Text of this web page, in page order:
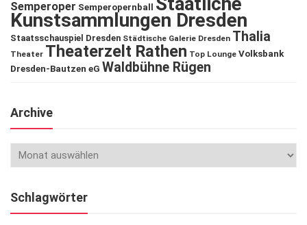
Semperoper Semperopernball
Kunstsammlungen Dresden
Staatsschauspiel Dresden Städtische Galerie Dresden Thalia
Theater Theaterzelt Rathen Top Lounge Volksbank
Dresden-Bautzen eG Waldbühne Rügen
Archive
Schlagwörter